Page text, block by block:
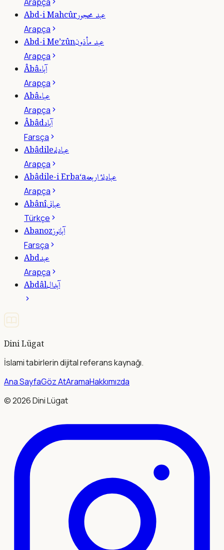
Arapça
Abd-i Mahcûrعبد محجور
Arapça
Abd-i Me’zûnعبد مأذون
Arapça
Âbâآباء
Arapça
Abâعباء
Arapça
Âbâdآباد
Farsça
Abâdileعبادله
Arapça
Abâdile-i Erba‘aعبادلۀ اربعه
Arapça
Abânîعبانى
Türkçe
Abanozآبانوز
Farsça
Abdعبد
Arapça
Abdâlآبدال
Dini Lügat
İslami tabirlerin dijital referans kaynağı.
Ana SayfaGöz AtAramaHakkımızda
©2026Dini Lügat